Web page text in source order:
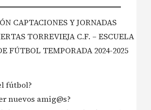
CAPTACIONES Y JORNADAS
TORREVIEJA C.F. – ESCUELA
FÚTBOL TEMPORADA 2024-2025
fútbol?
nuevos amig@s?